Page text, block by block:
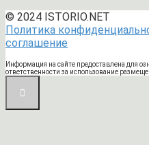
© 2024 ISTORIO.NET
Политика
соглашение
Информация на сайте предоставлена для
ответственности за использование